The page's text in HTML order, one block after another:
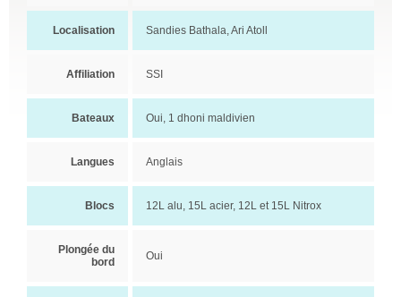
Localisation Sandies Bathala, Ari Atoll
Affiliation SSI
Bateaux Oui, 1 dhoni maldivien
Langues Anglais
Blocs 12L alu, 15L acier, 12L et 15L Nitrox
Plongée du
bord
Oui